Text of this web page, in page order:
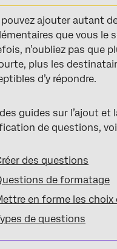
ajouter autant
que vous le
n’oubliez pas que
plus les
d’y répondre.
guides sur l’ajout et
de questions,
des questions
de formatage
en forme les choix
de questions